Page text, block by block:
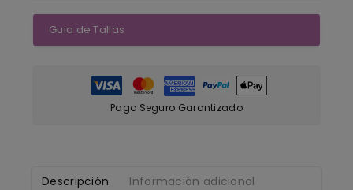
Guia de Tallas
Pago Seguro Garantizado
Descripción Información adicional